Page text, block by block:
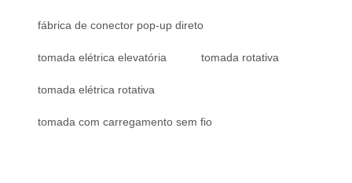
fábrica de conector pop-up direto
tomada elétrica elevatória tomada rotativa
tomada elétrica rotativa
tomada com carregamento sem fio